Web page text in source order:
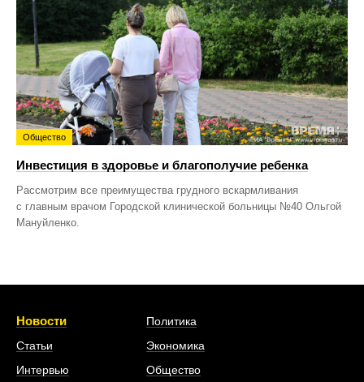
Общество
Инвестиция в здоровье и благополучие ребенка
Рассмотрим все преимущества грудного вскармливания
с главным врачом Городской клинической больницы №40 Ольгой
Мануйленко.
Новости
Статьи
Интервью
Политика
Экономика
Общество